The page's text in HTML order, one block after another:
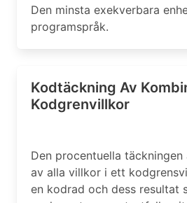
Den minsta exekverbara
programspråk.
Kodtäckning Av
Kodgrenvillkor
Den procentuella
av alla villkor i ett
en kodrad och dess resultat